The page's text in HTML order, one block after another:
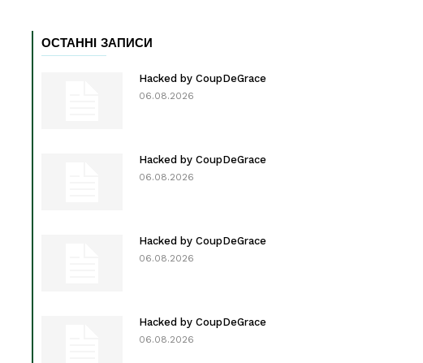
ОСТАННІ ЗАПИСИ
Hacked by CoupDeGrace
06.08.2026
Hacked by CoupDeGrace
06.08.2026
Hacked by CoupDeGrace
06.08.2026
Hacked by CoupDeGrace
06.08.2026